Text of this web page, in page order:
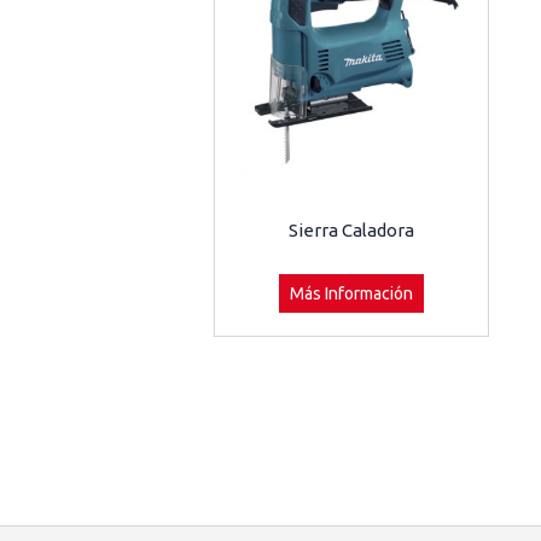
Sierra Caladora
Más Información